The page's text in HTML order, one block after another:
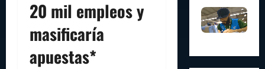
20 mil empleos y
masificaría
apuestas*